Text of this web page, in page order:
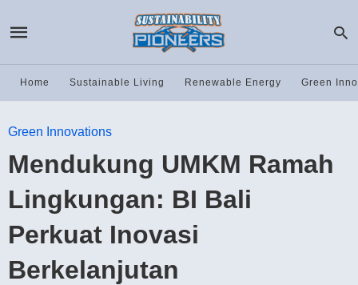
Home Sustainable Living Renewable Energy Green
Green Innovations
Mendukung UMKM Ramah
Lingkungan: BI Bali
Perkuat Inovasi
Berkelanjutan